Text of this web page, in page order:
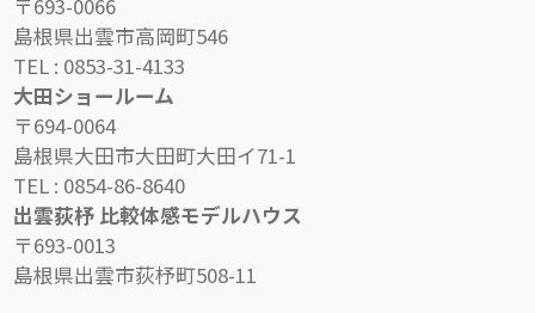
〒693-0066
島根県出雲市高岡町546
TEL : 0853-31-4133
大田ショールーム
〒694-0064
島根県大田市大田町大田イ71-1
TEL : 0854-86-8640
出雲荻杼 比較体感モデルハウス
〒693-0013
島根県出雲市荻杼町508-11